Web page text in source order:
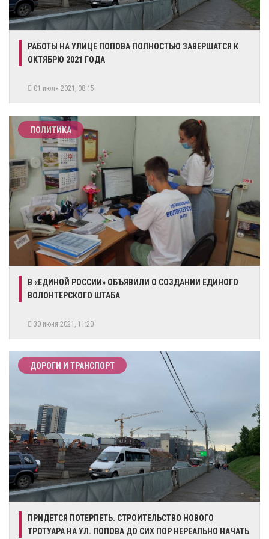
РАБОТЫ НА УЛИЦЕ ПОПОВА ПОЛНОСТЬЮ ЗАВЕРШАТСЯ К
ОКТЯБРЮ 2021 ГОДА
01 июля 2021, 08:15
ПОЛИТИКА
В «ЕДИНОЙ РОССИИ» ОБЪЯВИЛИ О СОЗДАНИИ ЕДИНОГО
ВОЛОНТЕРСКОГО ШТАБА
30 июня 2021, 11:20
ДОРОГИ И ТРАНСПОРТ
ПРИДЕТСЯ ПОТЕРПЕТЬ. СТРОИТЕЛЬСТВО НОВОГО
ТРОТУАРА НА УЛ. ПОПОВА ДО СИХ ПОР НЕРЕАЛЬНО НАЧАТЬ